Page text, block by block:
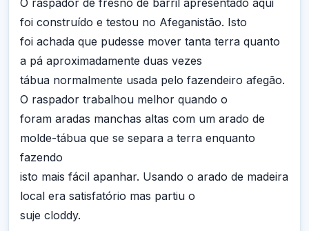
foi construído e testou no Afeganistão. Isto
foi achada que pudesse mover tanta terra quanto
a pá aproximadamente duas vezes
tábua normalmente usada pelo fazendeiro afegão.
O raspador trabalhou melhor quando o
foram aradas manchas altas com um arado de
molde-tábua que se separa a terra enquanto
fazendo
isto mais fácil apanhar. Usando o arado de madeira
local era satisfatório mas partiu o
suje cloddy.